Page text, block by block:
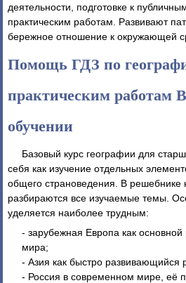
деятельности, подготовке к
практическим работам. Развивают
бережное отношение к окружающей
Помощь ГДЗ по
практическим работам
обучении
Базовый курс географии для
себя как изучение отдельных
общего страноведения. В решебнике
разбираются все изучаемые темы.
уделяется наиболее трудным:
- зарубежная Европа как
мира;
- Азия как быстро развивающийся
- Россия в современном мире, её